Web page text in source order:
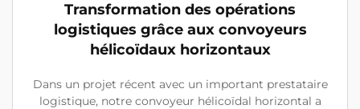
Transformation des opérations
logistiques grâce aux convoyeurs
hélicoïdaux horizontaux
Dans un projet récent avec un important prestataire
logistique, notre convoyeur hélicoïdal horizontal a